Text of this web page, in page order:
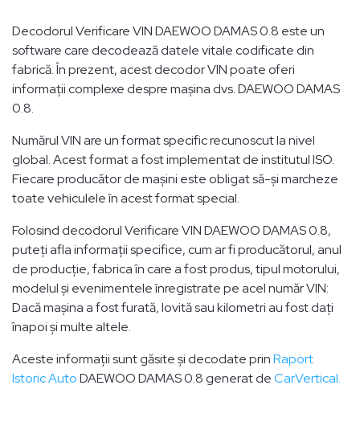
Decodorul Verificare VIN DAEWOO DAMAS 0.8 este un
software care decodează datele vitale codificate din
fabrică. În prezent, acest decodor VIN poate oferi
informații complexe despre mașina dvs. DAEWOO DAMAS
0.8.
Numărul VIN are un format specific recunoscut la nivel
global. Acest format a fost implementat de institutul ISO.
Fiecare producător de mașini este obligat să-și marcheze
toate vehiculele în acest format special.
Folosind decodorul Verificare VIN DAEWOO DAMAS 0.8,
puteți afla informații specifice, cum ar fi producătorul, anul
de producție, fabrica în care a fost produs, tipul motorului,
modelul și evenimentele înregistrate pe acel număr VIN:
Dacă mașina a fost furată, lovită sau kilometri au fost dați
înapoi și multe altele.
Aceste informații sunt găsite și decodate prinRaport
Istoric AutoDAEWOO DAMAS 0.8 generat deCarVertical.